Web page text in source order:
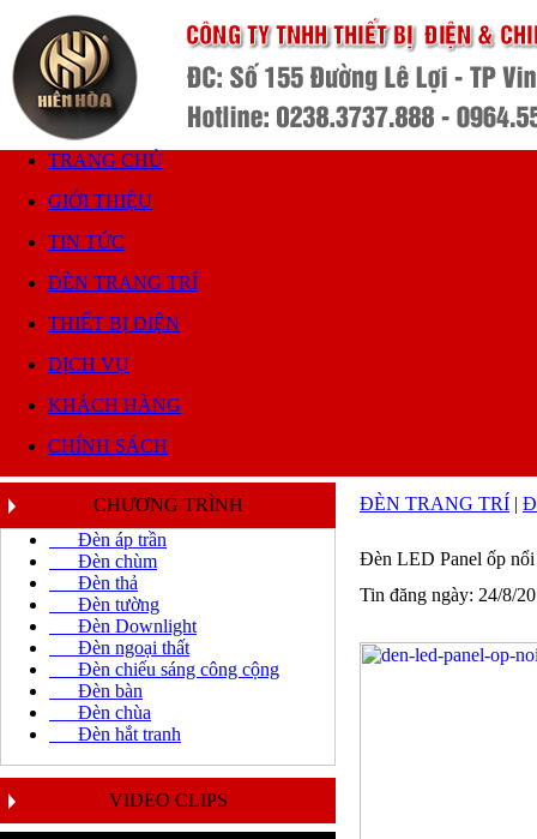
TRANG CHỦ
GIỚI THIỆU
TIN TỨC
ĐÈN TRANG TRÍ
THIẾT BỊ ĐIỆN
DỊCH VỤ
KHÁCH HÀNG
CHÍNH SÁCH
CHƯƠNG TRÌNH
Đèn áp trần
Đèn chùm
Đèn thả
Đèn tường
Đèn Downlight
Đèn ngoại thất
Đèn chiếu sáng công cộng
Đèn bàn
Đèn chùa
Đèn hắt tranh
VIDEO CLIPS
ĐÈN TRANG TRÍ |
Đèn LED Panel ốp
Tin đăng ngày: 24/8/